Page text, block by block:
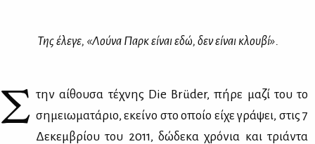
Της έλε­γε, «Λού­να Παρκ εί­ναι εδώ, δεν εί­ναι κλου­βί».
Σ την αί­θου­σα τέ­χνης Die Brüder, πή­ρε μα­ζί του το
ση­μειω­μα­τά­ριο, εκεί­νο στο οποίο εί­χε γρά­ψει, στις 7
Δε­κεμ­βρί­ου του 2011, δώ­δε­κα χρό­νια και τριά­ντα